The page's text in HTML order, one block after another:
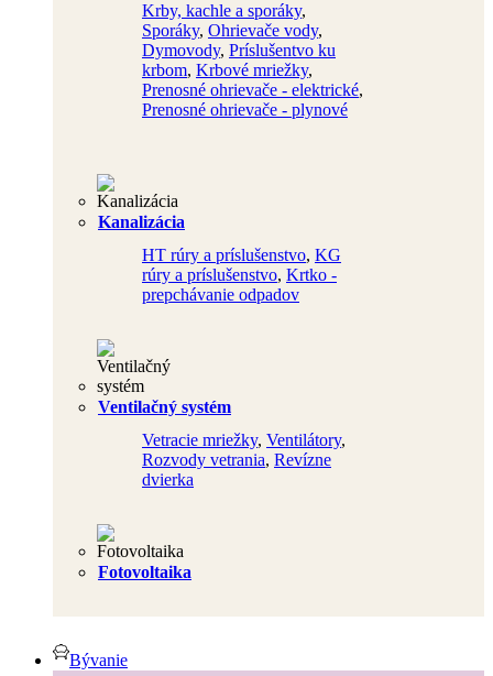
Krby, kachle a sporáky,
Sporáky, Ohrievače vody,
Dymovody, Príslušentvo ku
krbom, Krbové mriežky,
Prenosné ohrievače - elektrické,
Prenosné ohrievače - plynové
Kanalizácia
HT rúry a príslušenstvo, KG
rúry a príslušenstvo, Krtko -
prepchávanie odpadov
Ventilačný systém
Vetracie mriežky, Ventilátory,
Rozvody vetrania, Revízne
dvierka
Fotovoltaika
Bývanie